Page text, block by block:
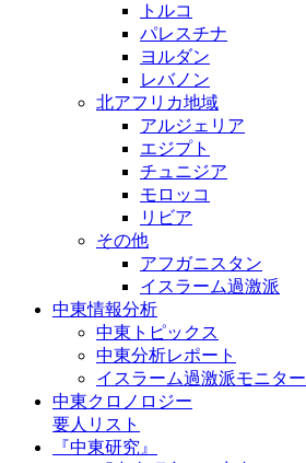
トルコ
パレスチナ
ヨルダン
レバノン
北アフリカ地域
アルジェリア
エジプト
チュニジア
モロッコ
リビア
その他
アフガニスタン
イスラーム過激派
中東情報分析
中東トピックス
中東分析レポート
イスラーム過激派モニター
中東クロノロジー
要人リスト
『中東研究』